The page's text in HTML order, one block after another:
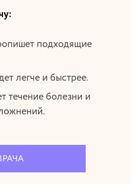
подходящие
легче и быстрее.
течение болезни и